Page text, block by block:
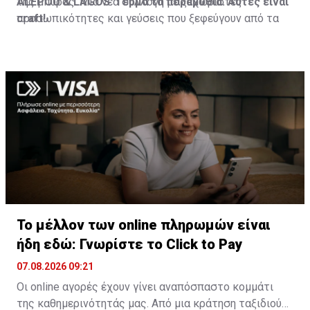
προσωπικότητες και γεύσεις που ξεφεύγουν από τα
craft!
Το μέλλον των online πληρωμών είναι
ήδη εδώ: Γνωρίστε το Click to Pay
07.08.2026 09:21
Οι online αγορές έχουν γίνει αναπόσπαστο κομμάτι
της καθημερινότητάς μας. Από μια κράτηση ταξιδιού